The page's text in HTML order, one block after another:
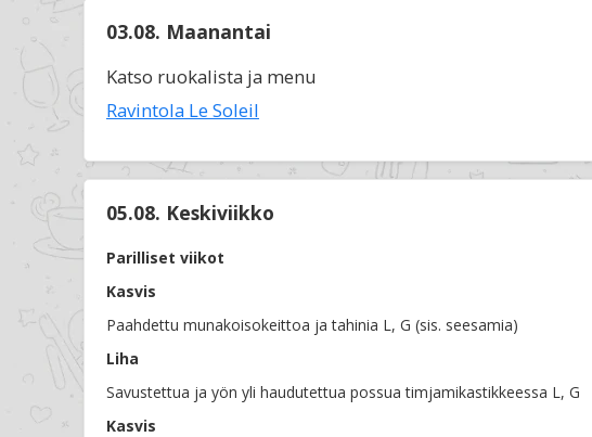
03.08. Maanantai
Katso ruokalista ja menu
Ravintola Le Soleil
05.08. Keskiviikko
Parilliset viikot
Kasvis
Paahdettu munakoisokeittoa ja tahinia L, G (sis. seesamia)
Liha
Savustettua ja yön yli haudutettua possua timjamikastikkeessa L, G
Kasvis